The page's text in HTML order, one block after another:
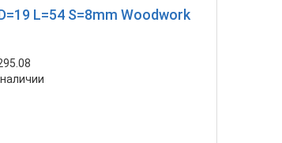
L=54 S=8mm Woodwork